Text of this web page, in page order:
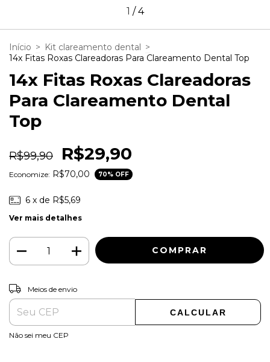
1 /4
Início > Kit clareamento dental >
14x Fitas Roxas Clareadoras Para Clareamento Dental Top
14x Fitas Roxas Clareadoras
Para Clareamento Dental
Top
R$99,90 R$29,90
Economize: R$70,00 70% OFF
6 x de R$5,69
Ver mais detalhes
Entregas para o CEP:
Meios de envio
CALCULAR
Não sei meu CEP